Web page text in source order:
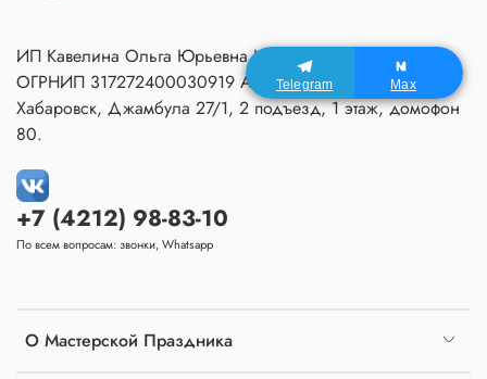
О Мастерской Праздника
+7 (4212) 98-83-10
По всем вопросам: звонки, Whatsapp
ИП Кавелина Ольга Юрьевна ИНН 270604366791
ОГРНИП 317272400030919 Адрес Мастерской:
Хабаровск, Джамбула 27/1, 2 подъезд, 1 этаж, домофон
80.
Telegram Max